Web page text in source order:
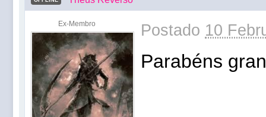
Ex-Membro Postado 10
Parabéns